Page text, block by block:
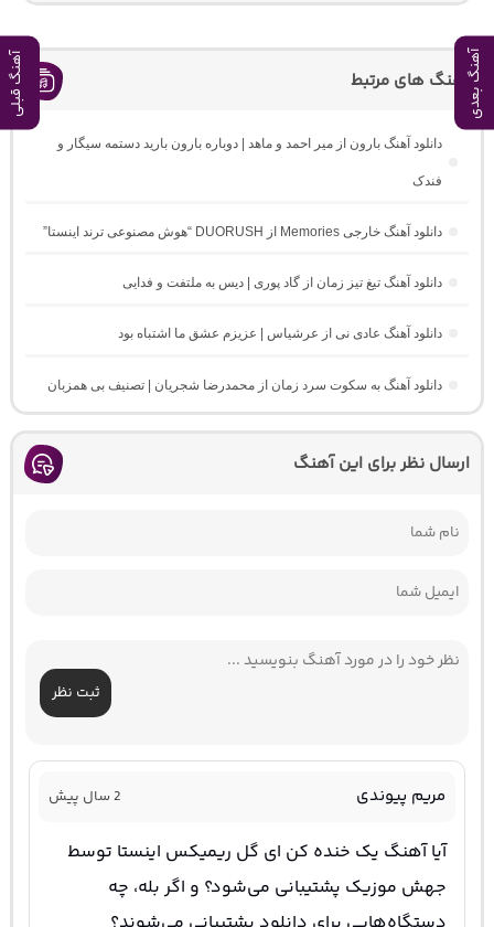
آهنگ بعدی آهنگ قبلی آهنگ های مرتبط
دانلود آهنگ بارون از میر احمد و ماهد | دوباره بارون بارید دستمه سیگار و
فندک
دانلود آهنگ خارجی Memories از DUORUSH “هوش مصنوعی ترند اینستا”
دانلود آهنگ تیغ تیز زمان از گاد پوری | دیس به ملتفت و فدایی
دانلود آهنگ عادی نی از عرشیاس | عزیزم عشق ما اشتباه بود
دانلود آهنگ به سکوت سرد زمان از محمدرضا شجریان | تصنیف بی همزبان
ارسال نظر برای این آهنگ
ثبت نظر
مریم پیوندی 2 سال پیش
آیا آهنگ یک خنده کن ای گل ریمیکس اینستا توسط
جهش موزیک پشتیبانی می‌شود؟ و اگر بله، چه